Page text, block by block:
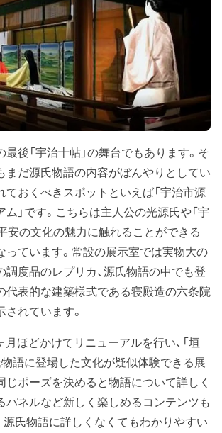
後「宇治十帖」の舞台でもあります。そ
まだ源氏物語の内容がぼんやりとしてい
ておくべきスポットといえば「宇治市源
」です。こちらは主人公の光源氏や「宇
安の文化の魅力に触れることができる
っています。常設の展示室では実物大の
調度品のレプリカ、源氏物語の中でも登
代表的な建築様式である寝殿造の六条院
れています。
ほどかけてリニューアルを行い、「垣
物語に登場した文化が疑似体験できる展
じポーズを決めると物語について詳しく
パネルなど新しく楽しめるコンテンツも
源氏物語に詳しくなくてもわかりやすい